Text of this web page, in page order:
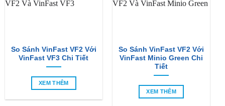
So Sánh VinFast VF2 Với
VinFast VF3 Chi Tiết
XEM THÊM
So Sánh VinFast VF2 Với
VinFast Minio Green Chi
Tiết
XEM THÊM